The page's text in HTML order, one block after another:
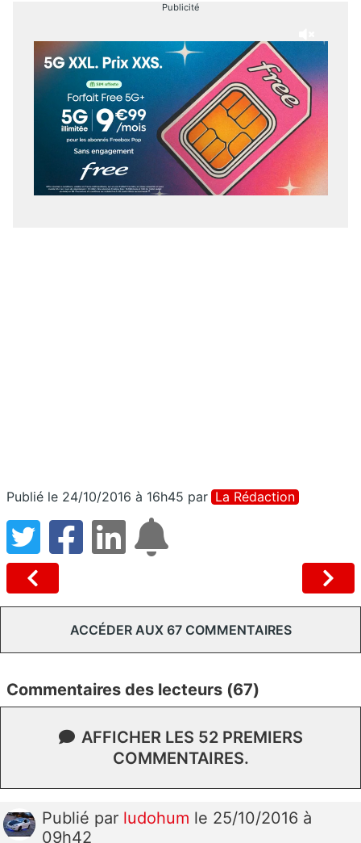
Publicité
Publié le 24/10/2016 à 16h45 par La Rédaction
ACCÉDER AUX 67 COMMENTAIRES
Commentaires des lecteurs (67)
AFFICHER LES 52 PREMIERS
COMMENTAIRES.
Publié par ludohum le 25/10/2016 à
09h42